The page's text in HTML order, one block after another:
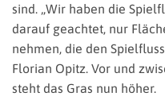
sind. „Wir haben die
darauf geachtet, nur
nehmen, die den
Florian Opitz. Vor und
steht das Gras nun höher.